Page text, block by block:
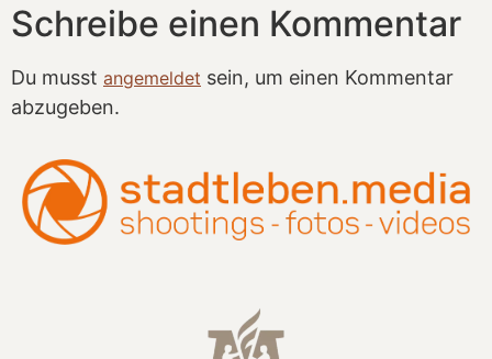
Schreibe einen Kommentar
Du musst angemeldet sein, um einen Kommentar
abzugeben.